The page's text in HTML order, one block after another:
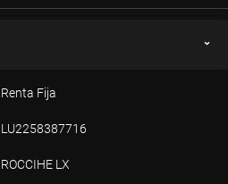
Renta Fija
LU2258387716
ROCCIHE LX